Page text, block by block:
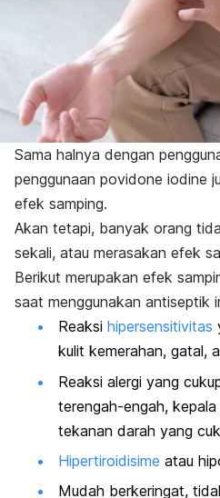
Sama halnya dengan
penggunaan povidone iodine
efek samping.
Akan tetapi, banyak orang
sekali, atau merasakan efek
Berikut merupakan efek
saat menggunakan antiseptik
Reaksi hipersensitivitas
kulit kemerahan, gatal,
Reaksi alergi yang
terengah-engah,
tekanan darah yang
Hipertiroidisime atau
Mudah berkeringat,